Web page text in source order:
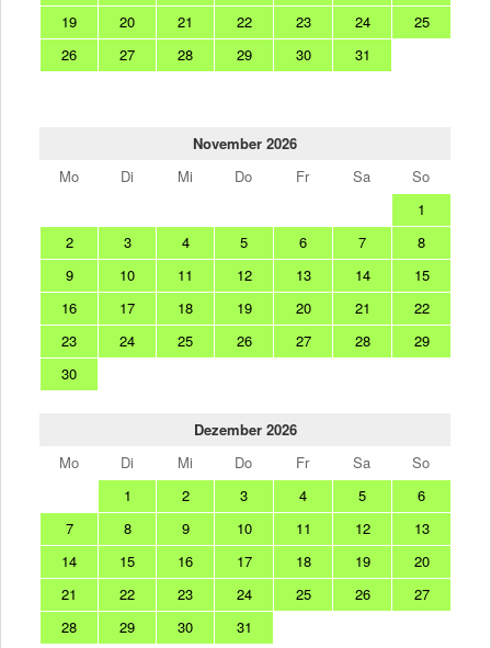
19
20 21 22 23 24
25
26
27 28 29 30 31
November 2026
Mo
Di Mi Do Fr Sa
So
1
2
3 4 5 6 7
8
9
10 11 12 13 14
15
16
17 18 19 20 21
22
23
24 25 26 27 28
29
30
Dezember 2026
Mo
Di Mi Do Fr Sa
So
1
2 3 4 5
6
7
8 9 10 11 12
13
14
15 16 17 18 19
20
21
22 23 24 25 26
27
28
29 30 31